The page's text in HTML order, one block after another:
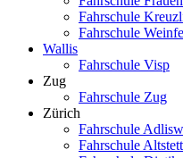
Fahrschule
Fahrschule
Wallis
Fahrschule Visp
Zug
Fahrschule Zug
Zürich
Fahrschule
Fahrschule